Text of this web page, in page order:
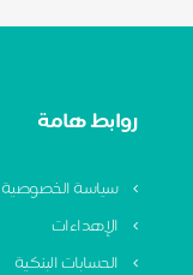
روابط هامة
سياسة الخصوصية
الإهداءات
الحسابات البنكية